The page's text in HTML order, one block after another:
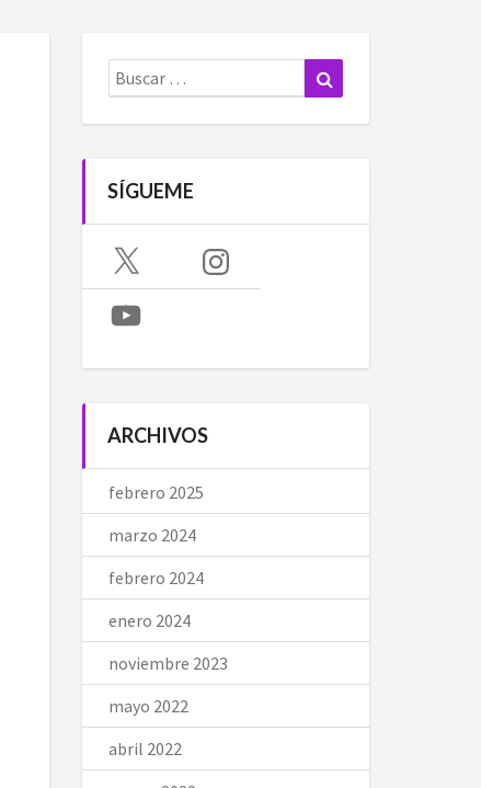
Buscar:
SÍGUEME
X Instagram
YouTube
ARCHIVOS
febrero 2025
marzo 2024
febrero 2024
enero 2024
noviembre 2023
mayo 2022
abril 2022